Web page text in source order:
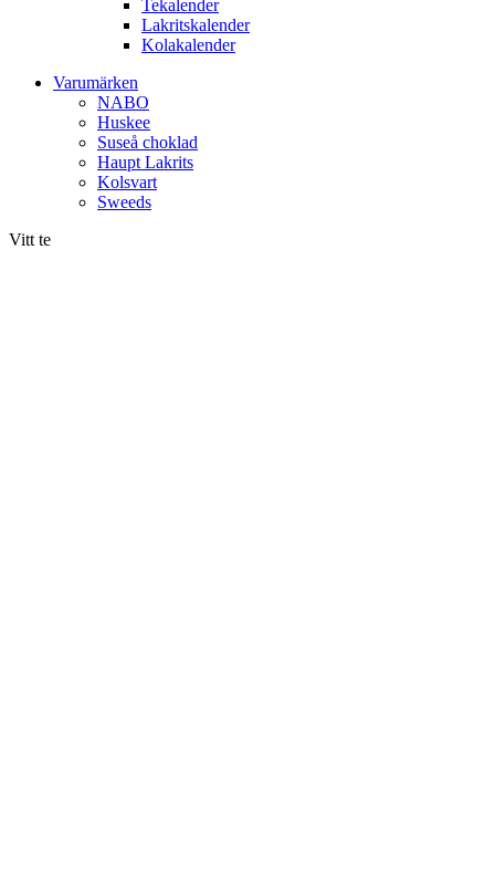
Tekalender
Lakritskalender
Kolakalender
Varumärken
NABO
Huskee
Suseå choklad
Haupt Lakrits
Kolsvart
Sweeds
Vitt te